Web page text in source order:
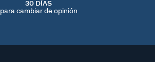
30 DÍAS
para cambiar de opinión